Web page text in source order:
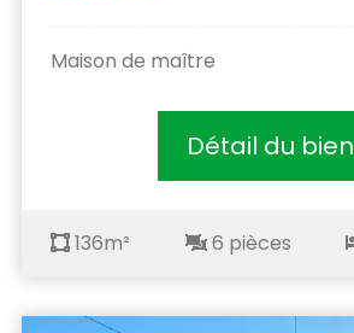
Maison de maître
Détail du bien
136m² 6 pièces